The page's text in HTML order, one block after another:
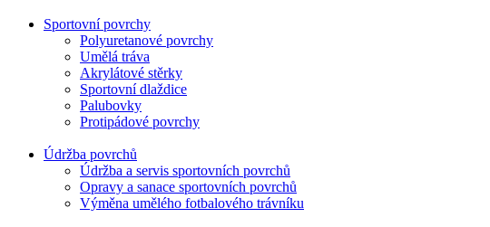
Sportovní povrchy
Polyuretanové povrchy
Umělá tráva
Akrylátové stěrky
Sportovní dlaždice
Palubovky
Protipádové povrchy
Údržba povrchů
Údržba a servis sportovních povrchů
Opravy a sanace sportovních povrchů
Výměna umělého fotbalového trávníku